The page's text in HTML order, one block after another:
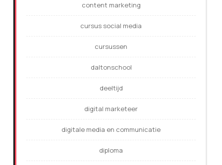
content marketing
cursus social media
cursussen
daltonschool
deeltijd
digital marketeer
digitale media en communicatie
diploma